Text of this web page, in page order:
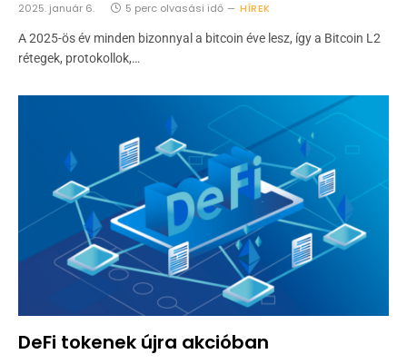
2025. január 6. 5 perc olvasási idő HÍREK
A 2025-ös év minden bizonnyal a bitcoin éve lesz, így a Bitcoin L2
rétegek, protokollok,…
DeFi tokenek újra akcióban